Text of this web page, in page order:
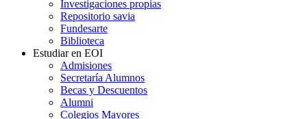
Investigaciones propias
Repositorio savia
Fundesarte
Biblioteca
Estudiar en EOI
Admisiones
Secretaría Alumnos
Becas y Descuentos
Alumni
Colegios Mayores